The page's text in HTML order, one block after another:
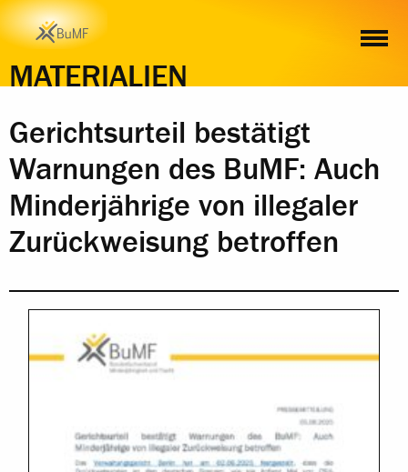
MATERIALIEN
INHALT
Gerichtsurteil bestätigt
Warnungen des BuMF: Auch
Minderjährige von illegaler
Zurückweisung betroffen